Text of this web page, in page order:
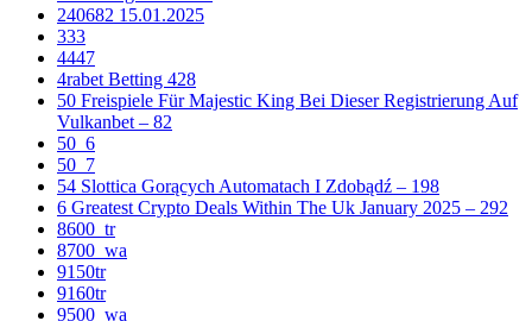
240682 15.01.2025
333
4447
4rabet Betting 428
50 Freispiele Für Majestic King Bei Dieser Registrierung Auf
Vulkanbet – 82
50_6
50_7
54 Slottica Gorących Automatach I Zdobądź – 198
6 Greatest Crypto Deals Within The Uk January 2025 – 292
8600_tr
8700_wa
9150tr
9160tr
9500_wa